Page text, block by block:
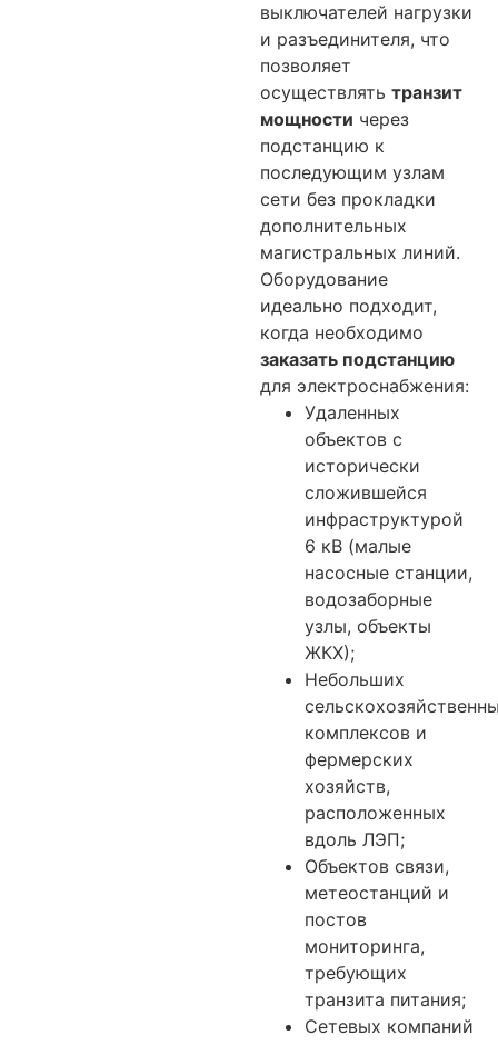
выключателей нагрузки
и разъединителя, что
позволяет
осуществлять транзит
мощности через
подстанцию к
последующим узлам
сети без прокладки
дополнительных
магистральных линий.
Оборудование
идеально подходит,
когда необходимо
заказать подстанцию
для электроснабжения:
Удаленных
объектов с
исторически
сложившейся
инфраструктурой
6 кВ (малые
насосные станции,
водозаборные
узлы, объекты
ЖКХ);
Небольших
комплексов и
фермерских
хозяйств,
расположенных
вдоль ЛЭП;
Объектов связи,
метеостанций и
постов
мониторинга,
требующих
транзита питания;
Сетевых компаний